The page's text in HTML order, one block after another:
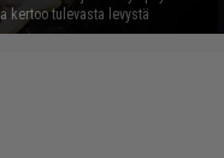
kertoo tulevasta levystä